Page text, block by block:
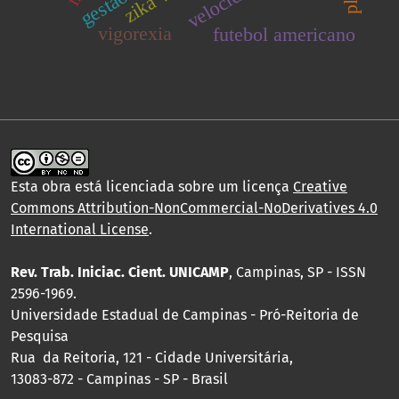
futebol americano
vigorexia
Esta obra está licenciada sobre um licença Creative
Commons Attribution-NonCommercial-NoDerivatives 4.0
International License.
Rev. Trab. Iniciac. Cient. UNICAMP, Campinas, SP - ISSN
2596-1969.
Universidade Estadual de Campinas - Pró-Reitoria de
Pesquisa
Rua da Reitoria, 121 - Cidade Universitária,
13083-872 - Campinas - SP - Brasil